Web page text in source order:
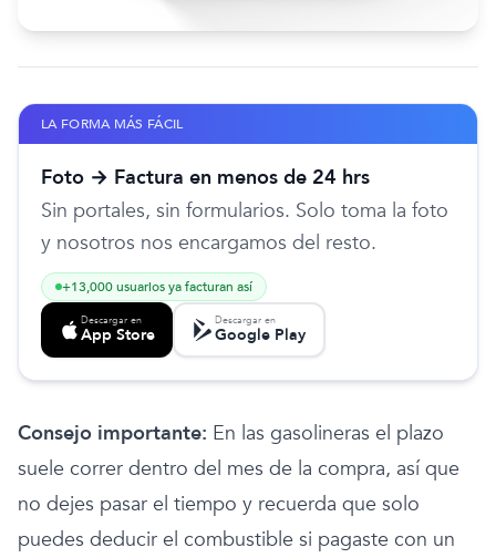
LA FORMA MÁS FÁCIL
Foto → Factura en menos de 24 hrs
Sin portales, sin formularios. Solo toma la foto
y nosotros nos encargamos del resto.
+13,000 usuarios ya facturan así
Descargar en
App Store
Descargar en
Google Play
Consejo importante: En las gasolineras el plazo
suele correr dentro del mes de la compra, así que
no dejes pasar el tiempo y recuerda que solo
puedes deducir el combustible si pagaste con un